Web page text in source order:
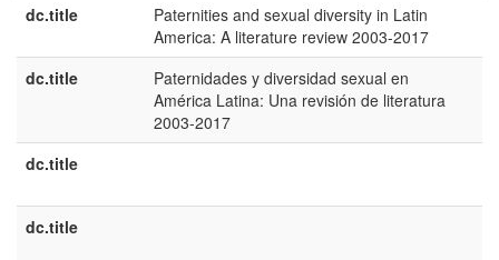
dc.title
Paternities and sexual diversity in Latin
America: A literature review 2003-2017
dc.title
Paternidades y diversidad sexual en
América Latina: Una revisión de literatura
2003-2017
dc.title
dc.title